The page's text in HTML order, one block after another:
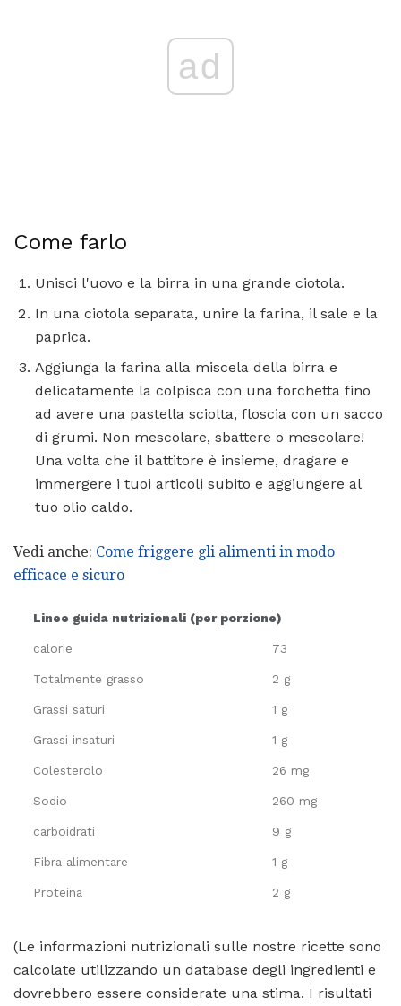
ad
Come farlo
Unisci l'uovo e la birra in una grande ciotola.
In una ciotola separata, unire la farina, il sale e la
paprica.
Aggiunga la farina alla miscela della birra e
delicatamente la colpisca con una forchetta fino
ad avere una pastella sciolta, floscia con un sacco
di grumi. Non mescolare, sbattere o mescolare!
Una volta che il battitore è insieme, dragare e
immergere i tuoi articoli subito e aggiungere al
tuo olio caldo.
Vedi anche: Come friggere gli alimenti in modo
efficace e sicuro
Linee guida nutrizionali (per porzione)
calorie 73
Totalmente grasso 2 g
Grassi saturi 1 g
Grassi insaturi 1 g
Colesterolo 26 mg
Sodio 260 mg
carboidrati 9 g
Fibra alimentare 1 g
Proteina 2 g
(Le informazioni nutrizionali sulle nostre ricette sono
calcolate utilizzando un database degli ingredienti e
dovrebbero essere considerate una stima. I risultati